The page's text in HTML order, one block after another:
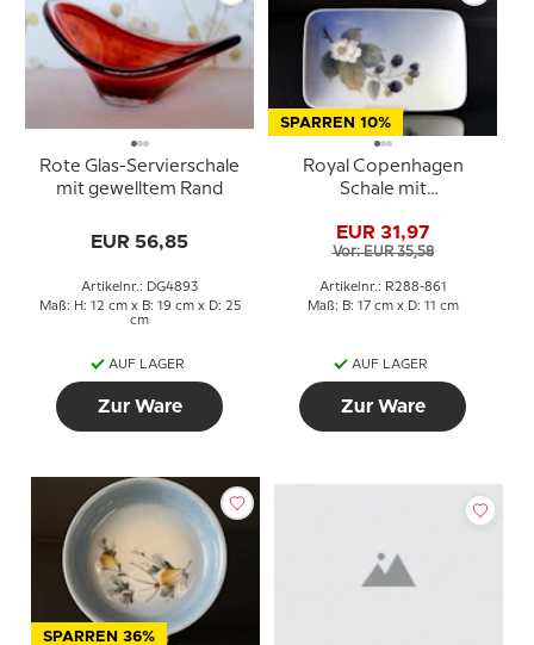
Rote Glas-Servierschale
mit gewelltem Rand
EUR 56,85
Artikelnr.: DG4893
Maß: H: 12 cm x B: 19 cm x D: 25
cm
AUF LAGER
Zur Ware
SPARREN 10%
Royal Copenhagen
Schale mit
288/861
EUR 31,97
Vor: EUR 35,58
Artikelnr.: R288-861
Maß: B: 17 cm x D: 11 cm
AUF LAGER
Zur Ware
SPARREN 36%